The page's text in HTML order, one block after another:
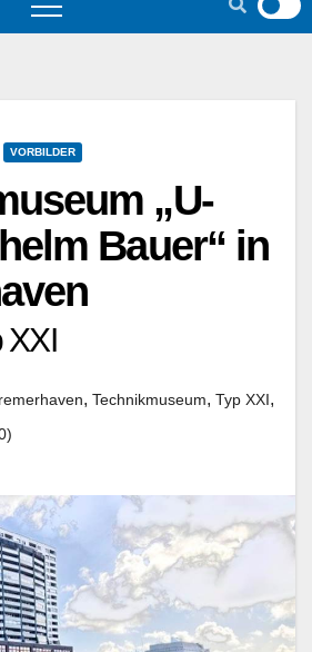
VORBILDER
„U-
Bauer“ in
XXI
, Technikmuseum, Typ XXI,